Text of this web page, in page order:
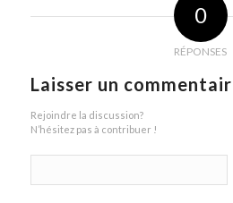
0
RÉPONSES
Laisser un
Rejoindre la discussion?
N’hésitez pas à contribuer !